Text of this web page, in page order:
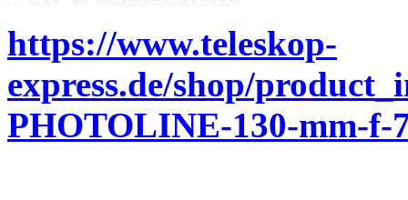
https://www.teleskop-
express.de/shop/
PHOTOLINE-130-mm-f-